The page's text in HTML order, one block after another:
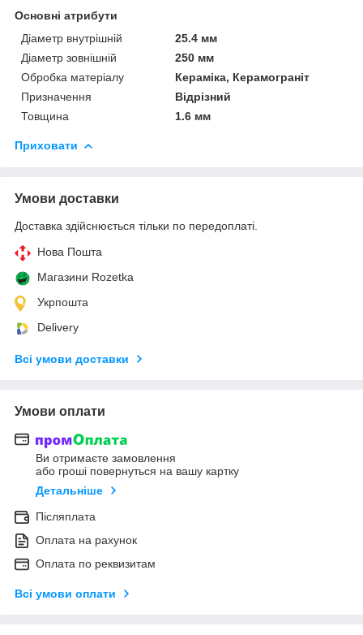
Основні атрибути
Діаметр внутрішній
25.4 мм
Діаметр зовнішній
250 мм
Обробка матеріалу
Кераміка, Керамограніт
Призначення
Відрізний
Товщина
1.6 мм
Приховати
Умови доставки
Доставка здійснюється тільки по передоплаті.
Нова Пошта
Магазини Rozetka
Укрпошта
Delivery
Всі умови доставки
Умови оплати
Ви отримаєте замовлення
або гроші повернуться на вашу картку
Детальніше
Післяплата
Оплата на рахунок
Оплата по реквизитам
Всі умови оплати